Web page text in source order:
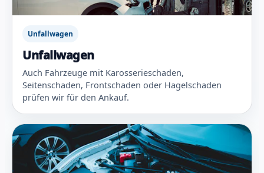
Unfallwagen
Unfallwagen
Auch Fahrzeuge mit Karosserieschaden,
Seitenschaden, Frontschaden oder Hagelschaden
prüfen wir für den Ankauf.